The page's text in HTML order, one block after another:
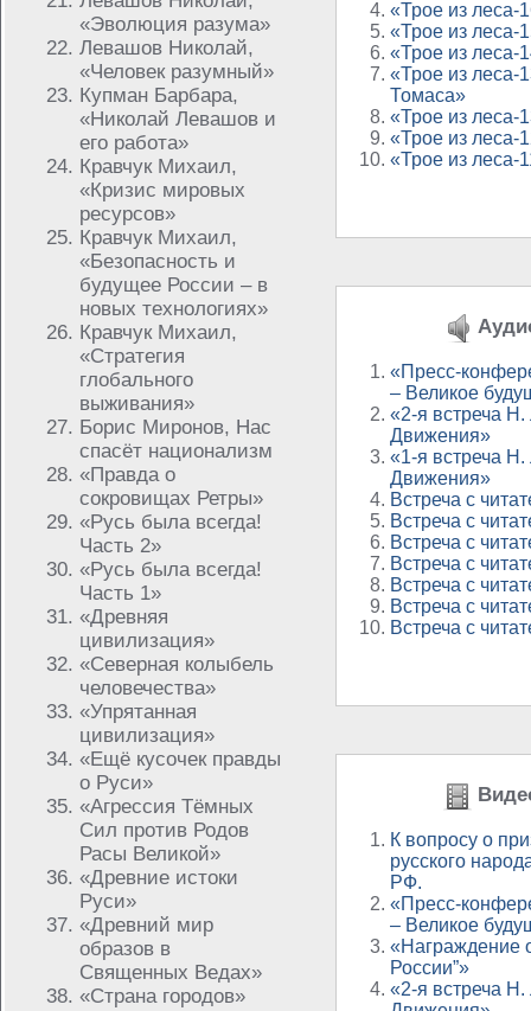
«Эволюция разума»
Левашов Николай,
«Человек разумный»
Купман Барбара,
«Николай Левашов и
его работа»
Кравчук Михаил,
«Кризис мировых
ресурсов»
Кравчук Михаил,
«Безопасность и
будущее России – в
новых технологиях»
Кравчук Михаил,
«Стратегия
глобального
выживания»
Борис Миронов, Нас
спасёт национализм
«Правда о
сокровищах Ретры»
«Русь была всегда!
Часть 2»
«Русь была всегда!
Часть 1»
«Древняя
цивилизация»
«Северная колыбель
человечества»
«Упрятанная
цивилизация»
«Ещё кусочек правды
о Руси»
«Агрессия Тёмных
Сил против Родов
Расы Великой»
«Древние истоки
Руси»
«Древний мир
образов в
Священных Ведах»
«Страна городов»
«Трое из леса-
«Трое из леса-
«Трое из леса-
«Трое из леса-
Томаса»
«Трое из леса-
«Трое из леса-
«Трое из леса-
«Пресс-
– Великое
«2-я встреча
Движения»
«1-я встреча
Движения»
Встреча с
Встреча с
Встреча с
Встреча с
Встреча с
Встреча с
Встреча с
К вопросу о
русского
РФ.
«Пресс-
– Великое
«Награждение
России”»
«2-я встреча